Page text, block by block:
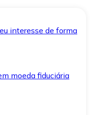
interesse de forma
moeda fiduciária